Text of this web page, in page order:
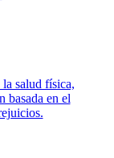
salud física,
basada en el